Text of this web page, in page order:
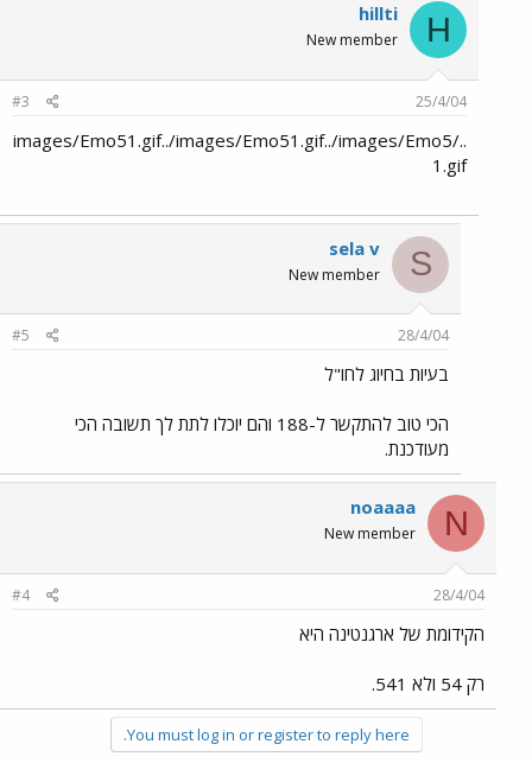
H
hillti
New member
25/4/04
#3
../images/Emo51.gif../images/Emo51.gif../images/Emo5
1.gif
S
sela v
New member
28/4/04
#5
בעיות בחיוג לחו"ל
הכי טוב להתקשר ל-188 והם יוכלו לתת לך תשובה הכי
מעודכנת.
N
noaaaa
New member
28/4/04
#4
הקידומת של ארגנטינה היא
רק 54 ולא 541.
You must log in or register to reply here.